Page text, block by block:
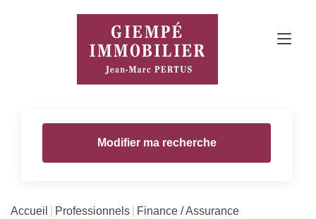
Modifier ma recherche
Accueil Professionnels Finance / Assurance